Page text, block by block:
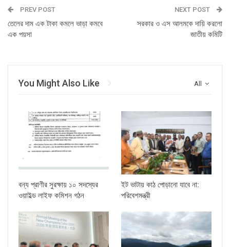
PREV POST
তেলের দাম এক টাকা কমলে ভাড়া কমবে
এক পয়সা
NEXT POST
সরকার ও এস আলমকে দায়ি করলো
জাতীয় কমিটি
All
You Might Also Like
বন্য প্রাণীর সুরক্ষায় ১০ সদস্যের
ওয়াইল্ড লাইফ কমিশন গঠন
ইট ভাটায় কাঠ পোড়ানো যাবে না:
পরিবেশমন্ত্রী